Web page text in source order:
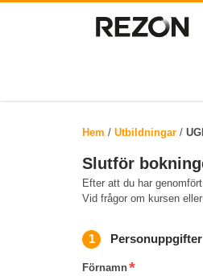
Hem / Utbildningar /
Slutför
Efter att du har
Vid frågor om kursen
Personuppgifter
Förnamn